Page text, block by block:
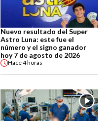
Nuevo resultado del Super
Astro Luna: este fue el
número y el signo ganador
hoy 7 de agosto de 2026
Hace4 horas